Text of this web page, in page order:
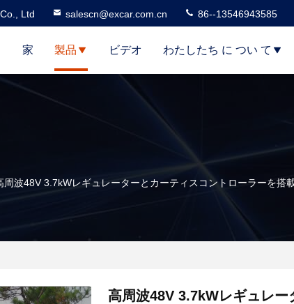
Ltd salescn@excar.com.cn 86--13546943585
家 製品 ビデオ わたしたち に つい て
周波48V 3.7kWレギュレーターとカーティスコントローラーを
高周波48V 3.7kWレギュレ